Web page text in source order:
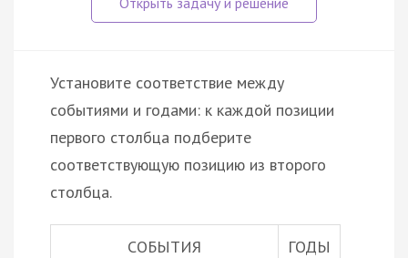
Установите соответствие между
событиями и годами: к каждой позиции
первого столбца подберите
соответствующую позицию из второго
столбца.
СОБЫТИЯ ГОДЫ